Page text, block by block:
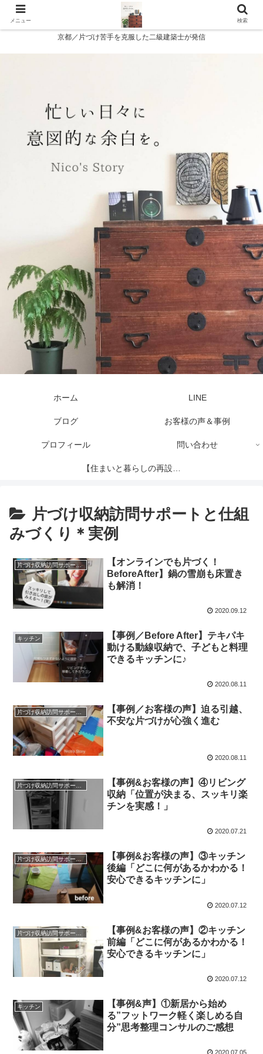
京都／片づけ苦手を克服した二級建築士が発信
ホーム LINE
ブログ お客様の声＆事例
プロフィール 問い合わせ
【住まいと暮らしの再設計
片づけ収納訪問サポートと仕組
みづくり＊実例
片づけ収納訪問サポートと仕組みづくり＊実例
【オンラインでも片づく！
BeforeAfter】鍋の雪崩も床置き
も解消！
2020.09.12
キッチン
【事例／Before After】テキパキ
動ける動線収納で、子どもと料理
できるキッチンに♪
2020.08.11
【事例／お客様の声】迫る引越、
不安な片づけが心強く進む
2020.08.11
片づけ収納訪問サポートと仕組みづくり＊実例
【事例&お客様の声】④リビング
収納「位置が決まる、スッキリ楽
チンを実感！」
2020.07.21
片づけ収納訪問サポートと仕組みづくり＊実例
【事例&お客様の声】③キッチン
後編「どこに何があるかわかる！
安心できるキッチンに」
2020.07.12
【事例&お客様の声】②キッチン
前編「どこに何があるかわかる！
安心できるキッチンに」
2020.07.12
キッチン
【事例&声】①新居から始め
る”フットワーク軽く楽しめる自
分”思考整理コンサルのご感想
2020.07.05
メニュー 検索